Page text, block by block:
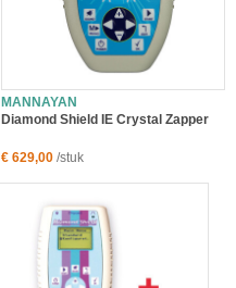
MANNAYAN
Diamond Shield IE Crystal Zapper
€ 629,00/stuk